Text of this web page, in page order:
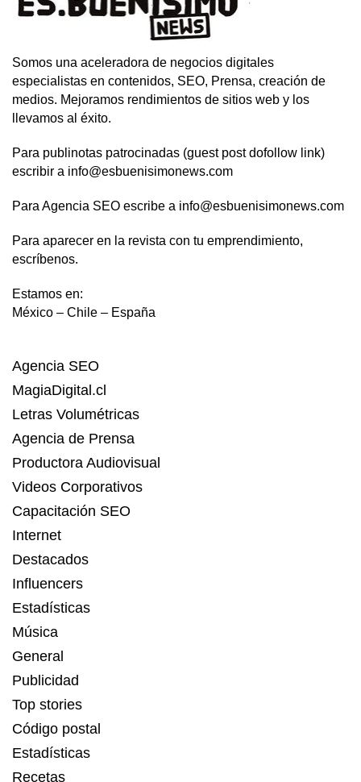
Somos una aceleradora de negocios digitales
especialistas en contenidos, SEO, Prensa, creación de
medios. Mejoramos rendimientos de sitios web y los
llevamos al éxito.
Para publinotas patrocinadas (guest post dofollow link)
escribir a info@esbuenisimonews.com
Para Agencia SEO escribe a info@esbuenisimonews.com
Para aparecer en la revista con tu emprendimiento,
escríbenos.
Estamos en:
México – Chile – España
Agencia SEO
MagiaDigital.cl
Letras Volumétricas
Agencia de Prensa
Productora Audiovisual
Videos Corporativos
Capacitación SEO
Internet
Destacados
Influencers
Estadísticas
Música
General
Publicidad
Top stories
Código postal
Estadísticas
Recetas